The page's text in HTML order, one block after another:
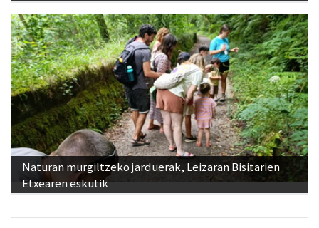
Naturan murgiltzeko jarduerak, Leizaran Bisitarien
Etxearen eskutik